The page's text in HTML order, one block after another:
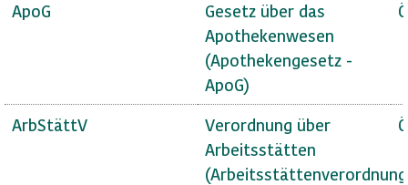
ApoG
Gesetz über das
Apothekenwesen
(Apothekengesetz -
ApoG)
ArbStättV
Verordnung über
Arbeitsstätten
(Arbeitsstättenverordnung